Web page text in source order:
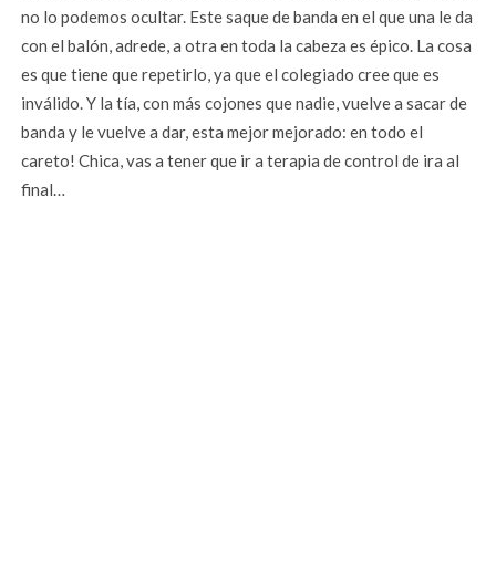
no lo podemos ocultar. Este saque de banda en el que una le da
con el balón, adrede, a otra en toda la cabeza es épico. La cosa
es que tiene que repetirlo, ya que el colegiado cree que es
inválido. Y la tía, con más cojones que nadie, vuelve a sacar de
banda y le vuelve a dar, esta mejor mejorado: en todo el
careto! Chica, vas a tener que ir a terapia de control de ira al
final…